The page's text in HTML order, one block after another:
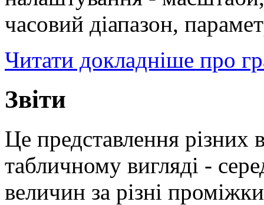
часовий діапазон,
Читати докладніше про
Звіти
Це представлення різних
табличному вигляді -
величин за різні